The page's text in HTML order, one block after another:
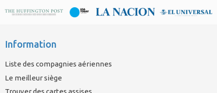
Information
Liste des compagnies aériennes
Le meilleur siège